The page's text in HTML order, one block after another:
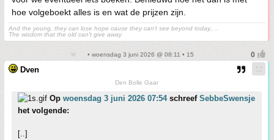
hoe volgeboekt alles is en wat de prijzen zijn.
And the young, they can lose hope cause they can't see beyond today,. ..
The wisdom that the old can't give away
• woensdag 3 juni 2026 @ 08:11 • 15
Dven
Den Bolle Gaar
Op woensdag 3 juni 2026 07:54schreef SebbeSwensje
het volgende:
[..]